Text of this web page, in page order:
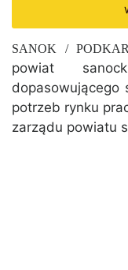
SANOK /
powiat
dopasowującego
potrzeb rynku
zarządu powiatu